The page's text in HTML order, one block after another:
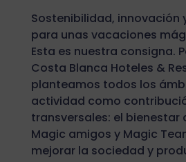
Sostenibilidad, innovación
para unas vacaciones
Esta es nuestra consigna.
Costa Blanca Hoteles &
planteamos todos los
actividad como
transversales: el bienestar
Magic amigos y Magic
mejorar la sociedad y